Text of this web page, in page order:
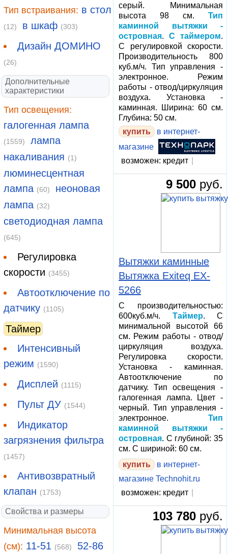
Тип встраивания: в стол
(12) в шкаф (303)
Дизайн ДОМИНО
(26)
Дополнительные
характеристики
Тип освещения:
галогенная лампа
(1559)
лампа
накаливания (1)
люминесцентная
лампа (60)
неоновая
лампа (32)
светодиодная лампа
(645)
Регулировка
скорости (3455)
Автоотключение по
датчику (1105)
Таймер
Интенсивный
режим (1590)
Дисплей (1115)
Пульт ДУ (1544)
Индикатор
загрязнения фильтра
(1457)
Антивозвратный
клапан (1753)
Свойства и размеры
Минимальная высота
(см): 11-51 (568) 52-86
серый. Минимальная
высота 98 см. Тип
каминной вытяжки -
островная. С таймером.
С регулировкой скорости.
Производительность 800
куб.м/ч. Тип управления -
электронное. Режим
работы - отвод/циркуляция
воздуха. Установка -
каминная. Ширина: 60 см.
Глубина: 50 см.
купить
в интернет-
магазине
возможен: кредит
9 500 руб.
Вытяжки каминные
Вытяжка Exiteq EX-
5266
С производительностью:
600куб.м/ч. Таймер. С
минимальной высотой 66
см. Режим работы - отвод/
циркуляция воздуха.
Регулировка скорости.
Установка - каминная.
Автоотключение по
датчику. Тип освещения -
галогенная лампа. Цвет -
черный. Тип управления -
электронное. Тип
каминной вытяжки -
островная. С глубиной: 35
см. С шириной: 60 см.
в интернет-
магазине Technohit.ru
возможен: кредит
103 780 руб.